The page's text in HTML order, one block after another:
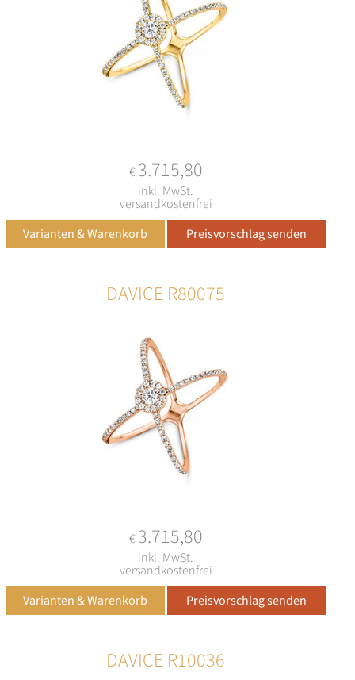
€3.715,80
inkl. MwSt.
versandkostenfrei
DAVICE R80075
€3.715,80
inkl. MwSt.
versandkostenfrei
DAVICE R10036